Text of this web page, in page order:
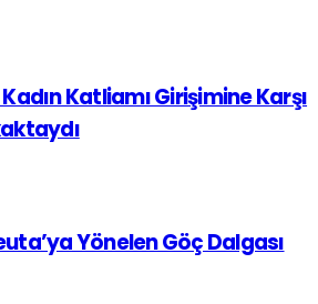
Katliamı Girişimine Karşı
Yönelen Göç Dalgası